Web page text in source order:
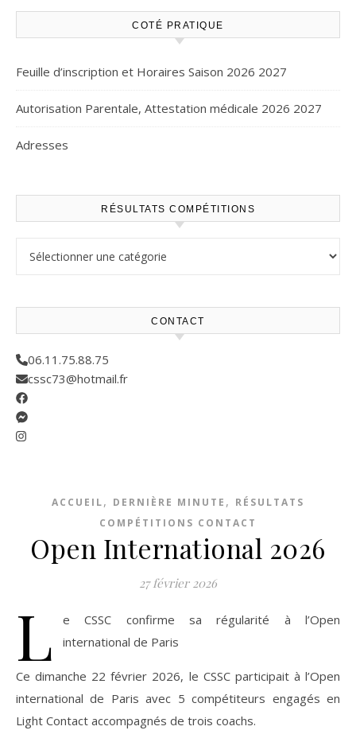
COTÉ PRATIQUE
Feuille d’inscription et Horaires Saison 2026 2027
Autorisation Parentale, Attestation médicale 2026 2027
Adresses
RÉSULTATS COMPÉTITIONS
CONTACT
06.11.75.88.75
cssc73@hotmail.fr
ACCUEIL, DERNIÈRE MINUTE , RÉSULTATS
COMPÉTITIONS CONTACT
Open International 2026
27 février 2026
L
e CSSC confirme sa régularité à l’Open
international de Paris
Ce dimanche 22 février 2026, le CSSC participait à l’Open
international de Paris avec 5 compétiteurs engagés en
Light Contact accompagnés de trois coachs.